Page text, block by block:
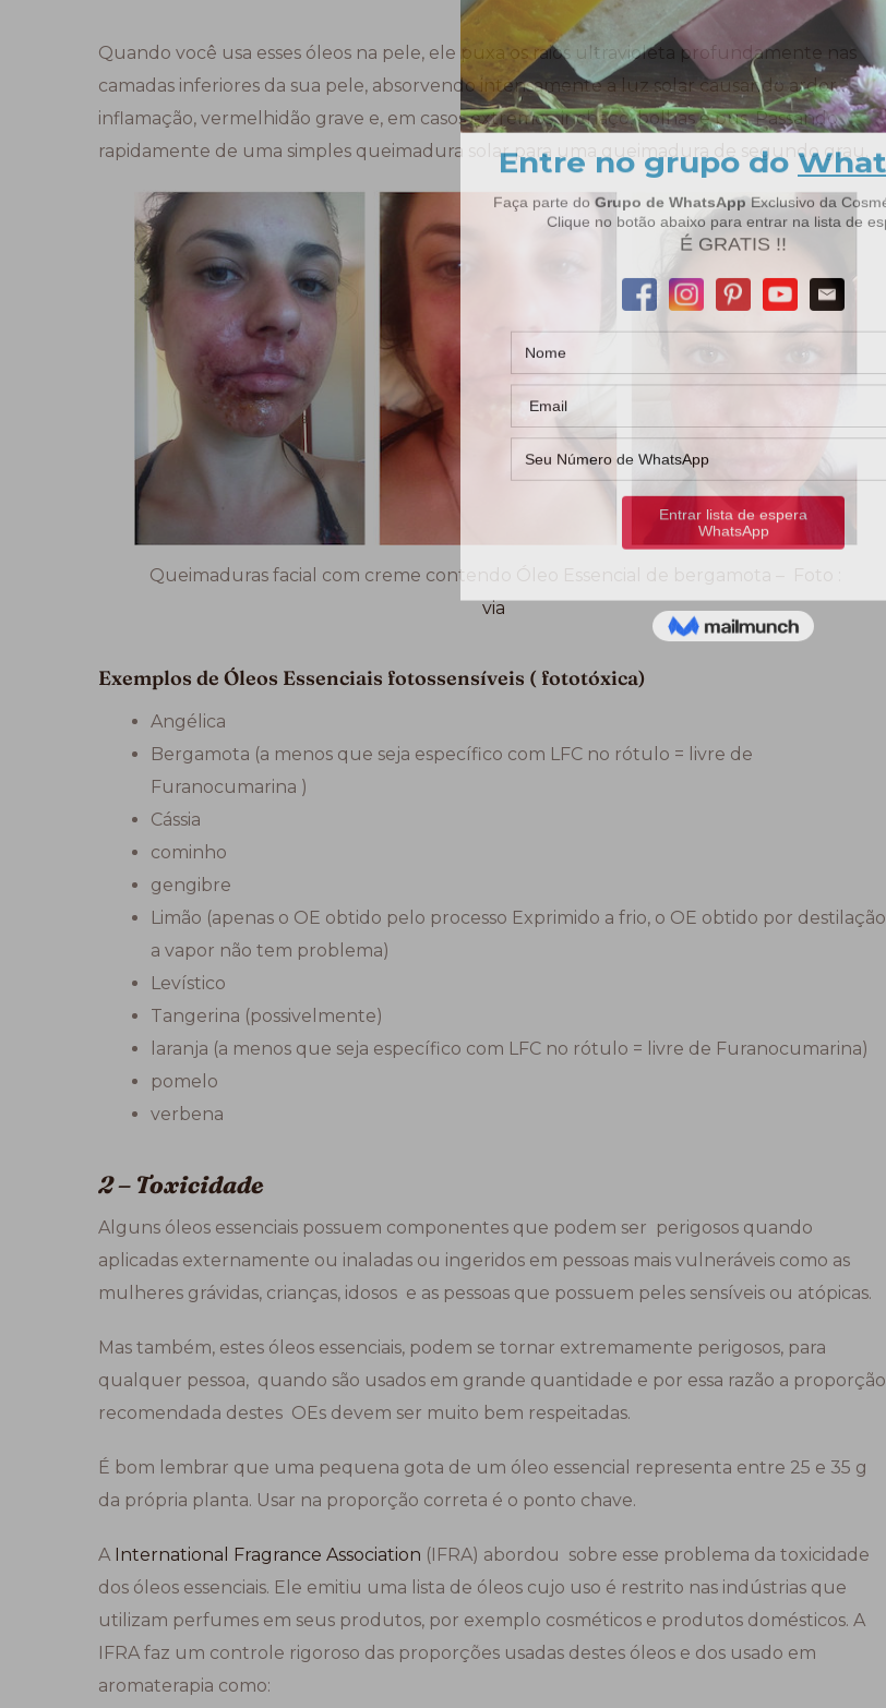
Quando você usa esses óleos na pele, ele puxa os raios ultravioleta profundamente nas
camadas inferiores da sua pele, absorvendo intensamente a luz solar causando ardor,
inflamação, vermelhidão grave e, em casos extremos, inchaço, bolhas e pus. Passando
rapidamente de uma simples queimadura solar para uma queimadura de segundo grau.
Queimaduras facial com creme contendo Óleo Essencial de bergamota – Foto :
via
Exemplos de Óleos Essenciais fotossensíveis ( fototóxica)
Angélica
Bergamota (a menos que seja específico com LFC no rótulo = livre de
Furanocumarina )
Cássia
cominho
gengibre
Limão (apenas o OE obtido pelo processo Exprimido a frio, o OE obtido por destilação
a vapor não tem problema)
Levístico
Tangerina (possivelmente)
laranja (a menos que seja específico com LFC no rótulo = livre de Furanocumarina)
pomelo
verbena
2 – Toxicidade
Alguns óleos essenciais possuem componentes que podem ser perigosos quando
aplicadas externamente ou inaladas ou ingeridos em pessoas mais vulneráveis como as
mulheres grávidas, crianças, idosos e as pessoas que possuem peles sensíveis ou atópicas.
Mas também, estes óleos essenciais, podem se tornar extremamente perigosos, para
qualquer pessoa, quando são usados em grande quantidade e por essa razão a proporção
recomendada destes OEs devem ser muito bem respeitadas.
É bom lembrar que uma pequena gota de um óleo essencial representa entre 25 e 35 g
da própria planta. Usar na proporção correta é o ponto chave.
A International Fragrance Association (IFRA) abordou sobre esse problema da toxicidade
dos óleos essenciais. Ele emitiu uma lista de óleos cujo uso é restrito nas indústrias que
utilizam perfumes em seus produtos, por exemplo cosméticos e produtos domésticos. A
IFRA faz um controle rigoroso das proporções usadas destes óleos e dos usado em
aromaterapia como: